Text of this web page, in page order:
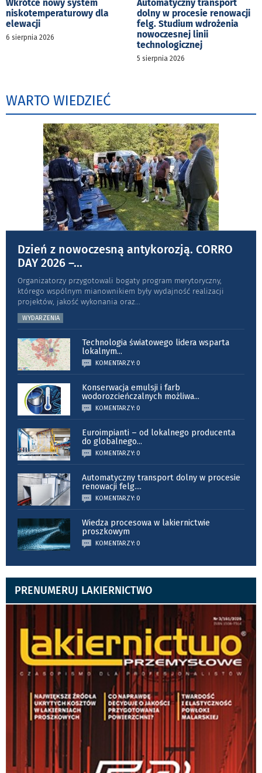
Wkrótce nowy system
niskotemperaturowy dla
elewacji
6 sierpnia 2026
Automatyczny transport
dolny w procesie renowacji
felg. Studium wdrożenia
nowoczesnej linii
technologicznej
5 sierpnia 2026
WARTO WIEDZIEĆ
Dzień z nowoczesną antykorozją. CORRO
DAY 2026 –...
Organizatorzy przygotowali bogaty program merytoryczny,
którego wspólnym mianownikiem były wydajność realizacji
projektów, jakość wykonania oraz...
WYDARZENIA
Technologia światowego lidera wsparta
lokalnym...
KOMENTARZY: 0
Konserwacja emulsji i farb
wodorozcieńczalnych możliwa...
KOMENTARZY: 0
Euroimpianti – od lokalnego producenta
do globalnego...
KOMENTARZY: 0
Automatyczny transport dolny w procesie
renowacji felg....
KOMENTARZY: 0
Wiedza procesowa w lakiernictwie
proszkowym
KOMENTARZY: 0
PRENUMERUJ LAKIERNICTWO